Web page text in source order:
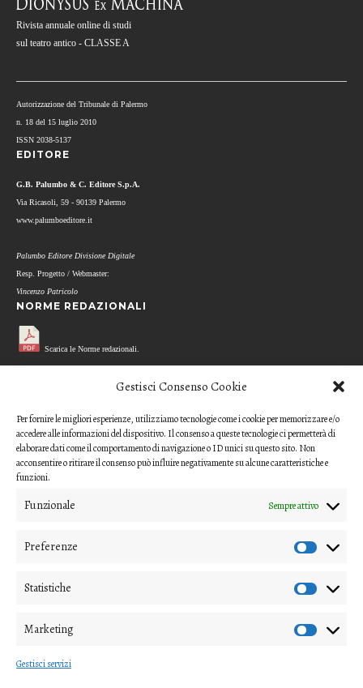
Gestisci Consenso Cookie
Per fornire le migliori esperienze, utilizziamo tecnologie come i cookie per memorizzare e/o
accedere alle informazioni del dispositivo. Il consenso a queste tecnologie ci permetterà di
elaborare dati come il comportamento di navigazione o ID unici su questo sito. Non
acconsentire o ritirare il consenso può influire negativamente su alcune caratteristiche e
funzioni.
Funzionale Sempre attivo
Preferenze
Statistiche
Marketing
Gestisci servizi
Rivista annuale online di studi
sul teatro antico - CLASSE A
Autorizzazione del Tribunale di Palermo
n. 18 del 15 luglio 2010
ISSN 2038-5137
EDITORE
G.B. Palumbo & C. Editore S.p.A.
Via Ricasoli, 59 - 90139 Palermo
www.palumboeditore.it
Palumbo Editore Divisione Digitale
Resp. Progetto / Webmaster:
Vincenzo Patricolo
NORME REDAZIONALI
Scarica le Norme redazionali.
MODELLO REFEREE
Scarica il questionario di valutazione
(modello per i referee)
CODICE ETICO
COME INVIARE UN CONTRIBUTO
Gli articoli o i contributi da proporre devono essere inviati ai
(nipico47@gmail.com; angela.andrisano@unife.it)
e allasegreteria di redazione